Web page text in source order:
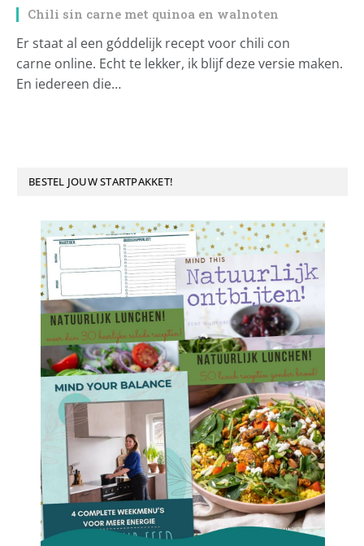
Chili sin carne met quinoa en walnoten
Er staat al een góddelijk recept voor chili con
carne online. Echt te lekker, ik blijf deze versie maken.
En iedereen die…
BESTEL JOUW STARTPAKKET!